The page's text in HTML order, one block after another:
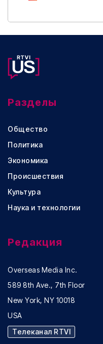
Разделы
Общество
Политика
Экономика
Происшествия
Культура
Наука и технологии
Редакция
Overseas Media Inc.
589 8th Ave., 7th Floor
New York, NY 10018
USA
Телеканал RTVI